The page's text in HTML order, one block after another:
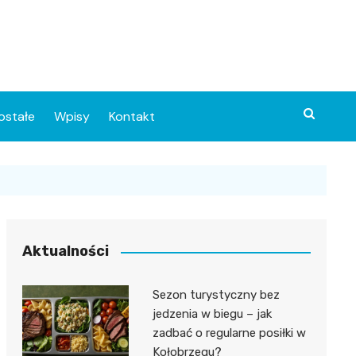
Wpisy Kontakt
Aktualności
Sezon turystyczny bez
jedzenia w biegu – jak
zadbać o regularne posiłki w
Kołobrzegu?